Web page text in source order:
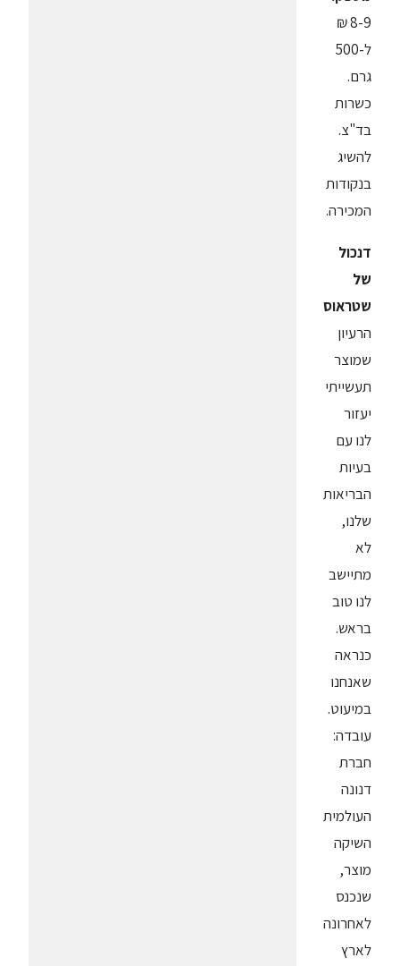
8-9 ₪
ל-500
גרם.
כשרות
בד"צ.
להשיג
בנקודות
המכירה.
דנכול
של
שטראוס
הרעיון
שמוצר
תעשייתי
יעזור
לנו עם
בעיות
הבריאות
שלנו,
לא
מתיישב
לנו טוב
בראש.
כנראה
שאנחנו
במיעוט.
עובדה:
חברת
דנונה
העולמית
השיקה
מוצר,
שנכנס
לאחרונה
לארץ